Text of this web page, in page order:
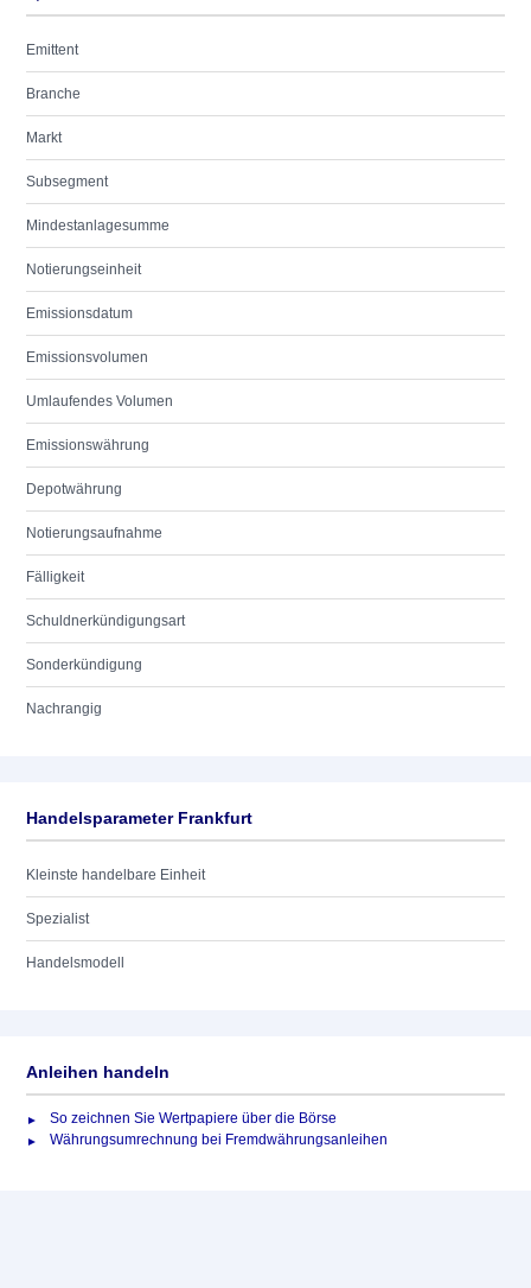
Emittent
Branche
Markt
Subsegment
Mindestanlagesumme
Notierungseinheit
Emissionsdatum
Emissionsvolumen
Umlaufendes Volumen
Emissionswährung
Depotwährung
Notierungsaufnahme
Fälligkeit
Schuldnerkündigungsart
Sonderkündigung
Nachrangig
Handelsparameter Frankfurt
Kleinste handelbare Einheit
Spezialist
Handelsmodell
Anleihen handeln
So zeichnen Sie Wertpapiere über die Börse
Währungsumrechnung bei Fremdwährungsanleihen